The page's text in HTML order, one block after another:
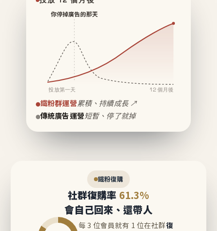
你停掉廣告的那天
投放第一天 12 個月後
鐵粉群運營累積、持續成長 ↗
傳統廣告運營短暫、停了就掉
鐵粉復購
社群復購率 61.3%
會自己回來、還帶人
每 3 位會員就有 1 位在社群復